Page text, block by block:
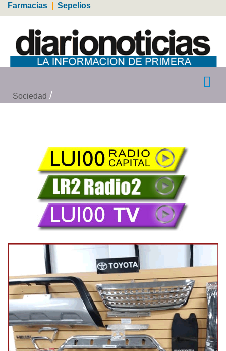
Farmacias Sepelios
Sociedad